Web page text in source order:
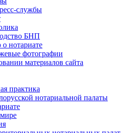
службы
БНП
нотариате
фотографии
материалов сайта
практика
нотариальной палаты